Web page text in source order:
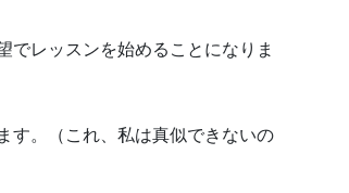
でレッスンを始めることになりま
す。（これ、私は真似できないの